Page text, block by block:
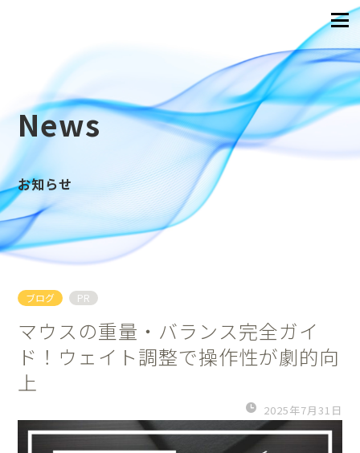
News
お知らせ
ブログ PR
マウスの重量・バランス完全ガイ
ド！ウェイト調整で操作性が劇的向
上
2025年7月31日